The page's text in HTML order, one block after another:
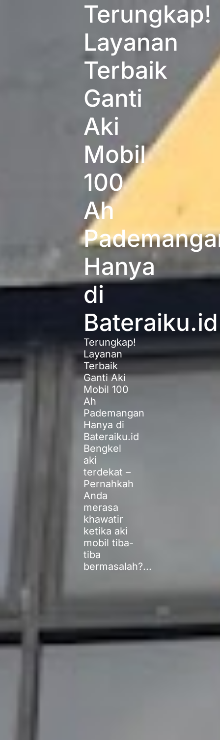
Terungkap!
Layanan
Terbaik
Ganti
Aki
Mobil
100
Ah
Hanya
di
Bateraiku.id
Terungkap!
Layanan
Terbaik
Ganti Aki
Mobil 100
Ah
Pademangan
Hanya di
Bateraiku.id
Bengkel
aki
terdekat –
Pernahkah
Anda
merasa
khawatir
ketika aki
mobil tiba-
tiba
bermasalah?...